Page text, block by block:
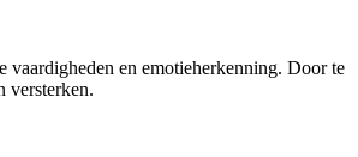
vaardigheden en emotieherkenning. Door te
versterken.